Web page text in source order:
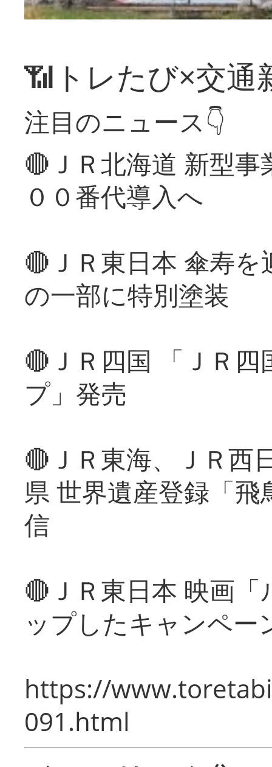
📶トレたび×交通
注目のニュース👇
🔴ＪＲ北海道 新型
００番代導入へ
🔴ＪＲ東日本 傘寿
の一部に特別塗装
🔴ＪＲ四国 「ＪＲ
プ」発売
🔴ＪＲ東海、ＪＲ西
県 世界遺産登録「
信
🔴ＪＲ東日本 映画
ップしたキャンペー
https://
091.html